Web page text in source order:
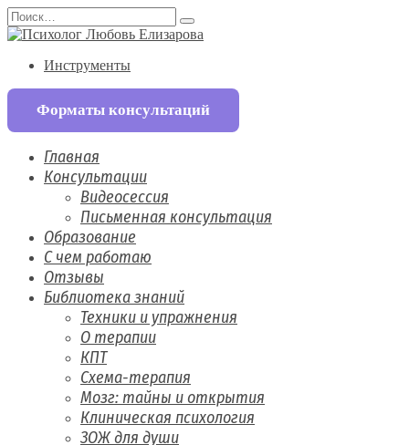
Перейти
к
Search
for:
Инструменты
Форматы консультаций
Главная
Консультации
Видеосессия
Письменная консультация
Образование
С чем работаю
Отзывы
Библиотека знаний
Техники и упражнения
О терапии
КПТ
Схема-терапия
Мозг: тайны и открытия
Клиническая психология
ЗОЖ для души